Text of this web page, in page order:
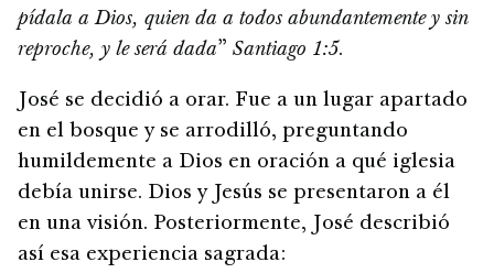
pídala a Dios, quien da a todos abundantemente y sin
reproche, y le será dada” Santiago 1:5.
José se decidió a orar. Fue a un lugar apartado
en el bosque y se arrodilló, preguntando
humildemente a Dios en oración a qué iglesia
debía unirse. Dios y Jesús se presentaron a él
en una visión. Posteriormente, José describió
así esa experiencia sagrada: